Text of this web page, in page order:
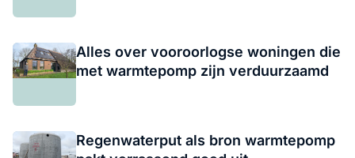
Alles over vooroorlogse woningen die
met warmtepomp zijn verduurzaamd
Regenwaterput als bron warmtepomp